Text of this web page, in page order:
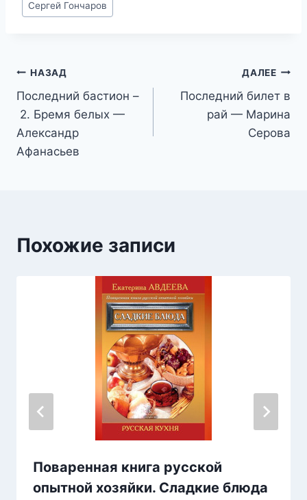
записи:
Сергей Гончаров
Навигация
по
записям
НАЗАД
Последний бастион –
2. Бремя белых —
Александр
Афанасьев
ДАЛЕЕ
Последний билет в
рай — Марина
Серова
Похожие записи
Поваренная книга русской
опытной хозяйки. Сладкие блюда